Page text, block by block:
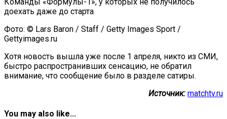
Фото: © Lars Baron / Staff / Getty Images Sport /
Gettyimages.ru
Хотя новость вышла уже после 1 апреля, никто из СМИ,
быстро распространивших сенсацию, не обратил
внимание, что сообщение было в разделе сатиры.
Источник: matchtv.ru
You may also like...